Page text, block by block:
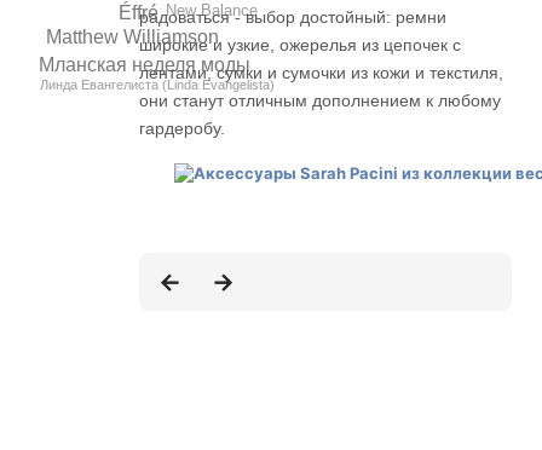
Éffré
Matthew Williamson
Мланская неделя моды
New Balance
Линда Евангелиста (Linda Evangelista)
радоваться - выбор достойный: ремни
широкие и узкие, ожерелья из цепочек с
лентами, сумки и сумочки из кожи и текстиля,
они станут отличным дополнением к любому
гардеробу.